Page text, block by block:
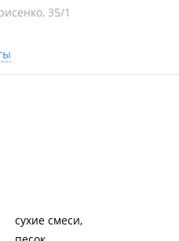
35/1
сухие смеси